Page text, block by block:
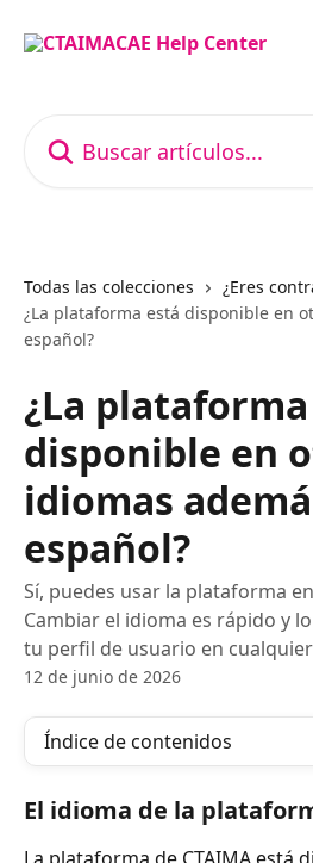
Todas las colecciones
¿Eres
¿La plataforma está disponible en
español?
¿La
disponible en
idiomas
español?
Sí, puedes usar la plataforma
Cambiar el idioma es rápido y
tu perfil de usuario en
12 de junio de 2026
Índice de contenidos
El idioma de la